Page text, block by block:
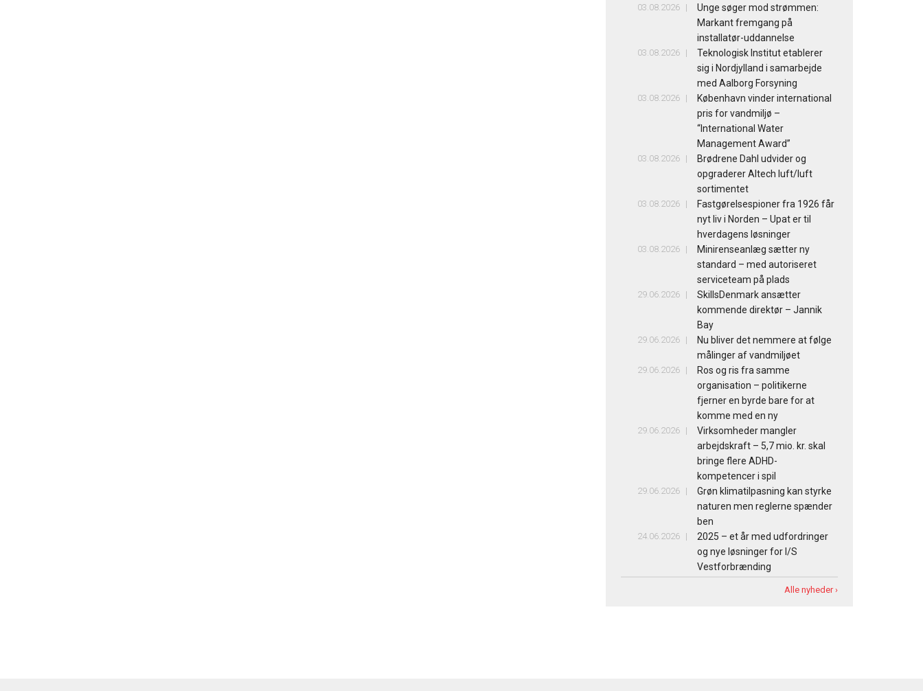
03.08.2026
Unge søger mod strømmen:
Markant fremgang på
installatør-uddannelse
03.08.2026
Teknologisk Institut etablerer
sig i Nordjylland i samarbejde
med Aalborg Forsyning
03.08.2026
København vinder international
pris for vandmiljø –
“International Water
Management Award”
03.08.2026
Brødrene Dahl udvider og
opgraderer Altech luft/luft
sortimentet
03.08.2026
Fastgørelsespioner fra 1926 får
nyt liv i Norden – Upat er til
hverdagens løsninger
03.08.2026
Minirenseanlæg sætter ny
standard – med autoriseret
serviceteam på plads
29.06.2026
SkillsDenmark ansætter
kommende direktør – Jannik
Bay
29.06.2026
Nu bliver det nemmere at følge
målinger af vandmiljøet
29.06.2026
Ros og ris fra samme
organisation – politikerne
fjerner en byrde bare for at
komme med en ny
29.06.2026
Virksomheder mangler
arbejdskraft – 5,7 mio. kr. skal
bringe flere ADHD-
kompetencer i spil
29.06.2026
Grøn klimatilpasning kan styrke
naturen men reglerne spænder
ben
24.06.2026
2025 – et år med udfordringer
og nye løsninger for I/S
Vestforbrænding
Alle nyheder ›